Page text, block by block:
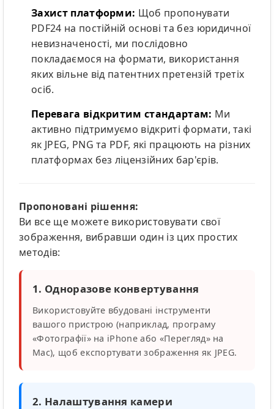
Захист платформи: Щоб пропонувати
PDF24 на постійній основі та без юридичної
невизначеності, ми послідовно
покладаємося на формати, використання
яких вільне від патентних претензій третіх
осіб.
Перевага відкритим стандартам: Ми
активно підтримуємо відкриті формати, такі
як JPEG, PNG та PDF, які працюють на різних
платформах без ліцензійних бар'єрів.
Пропоновані рішення:
Ви все ще можете використовувати свої
зображення, вибравши один із цих простих
методів:
1. Одноразове конвертування
Використовуйте вбудовані інструменти
вашого пристрою (наприклад, програму
«Фотографії» на iPhone або «Перегляд» на
Mac), щоб експортувати зображення як JPEG.
2. Налаштування камери